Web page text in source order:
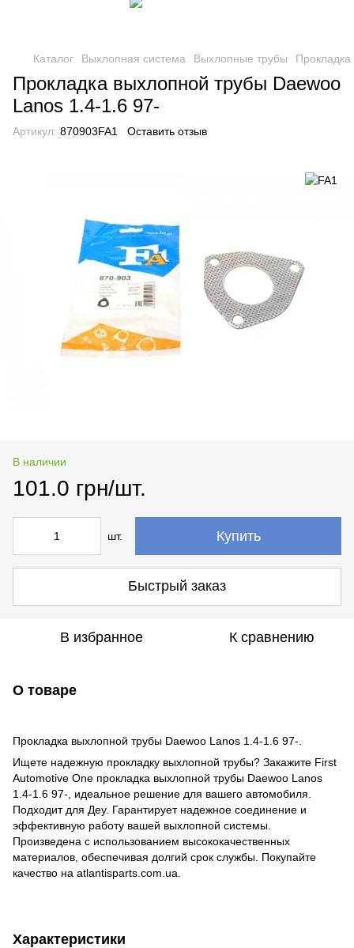
Каталог Выхлопная система Выхлопные трубы
Прокладка выхлопной трубы Daewoo
Lanos 1.4-1.6 97-
Артикул: 870903FA1 Оставить отзыв
В наличии
101.0 грн/шт.
шт. Купить
Быстрый заказ
В избранное К сравнению
О товаре
Прокладка выхлопной трубы Daewoo Lanos 1.4-1.6 97-.
Ищете надежную прокладку выхлопной трубы? Закажите First
Automotive One прокладка выхлопной трубы Daewoo Lanos
1.4-1.6 97-, идеальное решение для вашего автомобиля.
Подходит для Деу. Гарантирует надежное соединение и
эффективную работу вашей выхлопной системы.
Произведена с использованием высококачественных
материалов, обеспечивая долгий срок службы. Покупайте
качество на atlantisparts.com.ua.
Характеристики